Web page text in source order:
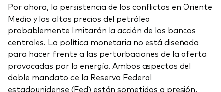
Por ahora, la persistencia de los conflictos en Oriente
Medio y los altos precios del petróleo
probablemente limitarán la acción de los bancos
centrales. La política monetaria no está diseñada
para hacer frente a las perturbaciones de la oferta
provocadas por la energía. Ambos aspectos del
doble mandato de la Reserva Federal
estadounidense (Fed) están sometidos a presión.